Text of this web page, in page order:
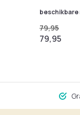
beschikbare
79,95
79,95